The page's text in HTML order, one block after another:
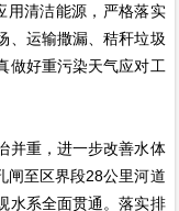
用清洁能源，严格落实
、运输撒漏、秸秆垃圾
做好重污染天气应对工
并重，进一步改善水体
闸至区界段28公里河道
水系全面贯通。落实排